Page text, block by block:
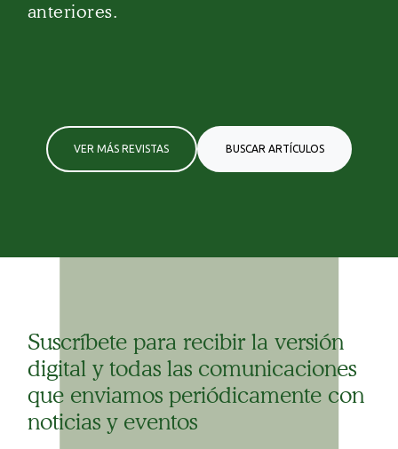
anteriores.
VER MÁS REVISTAS BUSCAR ARTÍCULOS
Suscríbete para recibir la versión
digital y todas las comunicaciones
que enviamos periódicamente con
noticias y eventos